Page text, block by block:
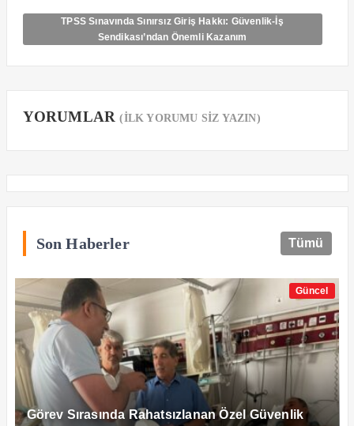
TPSS Sınavında Sınırsız Giriş Hakkı: Güvenlik-İş
Sendikası’ndan Önemli Kazanım
YORUMLAR(İLK YORUMU SİZ YAZIN)
Son Haberler Tümü
Güncel
Görev Sırasında Rahatsızlanan Özel Güvenlik